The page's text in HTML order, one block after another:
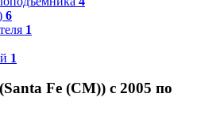
6
1
1
Fe (CM)) с 2005 по